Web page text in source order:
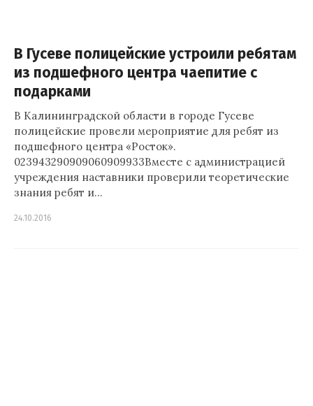
В Гусеве полицейские устроили ребятам
из подшефного центра чаепитие с
подарками
В Калининградской области в городе Гусеве
полицейские провели мероприятие для ребят из
подшефного центра «Росток».
023943290909060909933Вместе с администрацией
учреждения наставники проверили теоретические
знания ребят и…
24.10.2016